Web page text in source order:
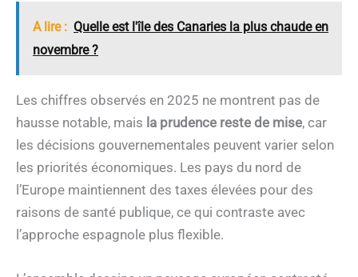
A lire : Quelle est l'île des Canaries la plus chaude en
novembre ?
Les chiffres observés en 2025 ne montrent pas de
hausse notable, mais la prudence reste de mise, car
les décisions gouvernementales peuvent varier selon
les priorités économiques. Les pays du nord de
l’Europe maintiennent des taxes élevées pour des
raisons de santé publique, ce qui contraste avec
l’approche espagnole plus flexible.